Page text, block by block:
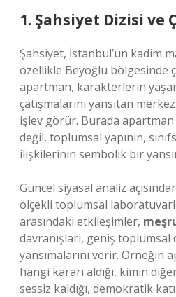
1. Şahsiyet Dizisi ve
Şahsiyet, İstanbul’un kadim
özellikle Beyoğlu bölgesinde
apartman, karakterlerin
çatışmalarını yansıtan
işlev görür. Burada
değil, toplumsal yapının,
ilişkilerinin sembolik bir
Güncel siyasal analiz
ölçekli toplumsal
arasındaki etkileşimler,
davranışları, geniş
yansımalarını verir. Örneğin
hangi kararı aldığı, kimin
sessiz kaldığı, demokratik